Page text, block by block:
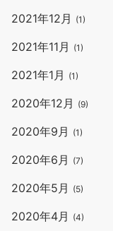
2021年12月 (1)
2021年11月 (1)
2021年1月 (1)
2020年12月 (9)
2020年9月 (1)
2020年6月 (7)
2020年5月 (5)
2020年4月 (4)